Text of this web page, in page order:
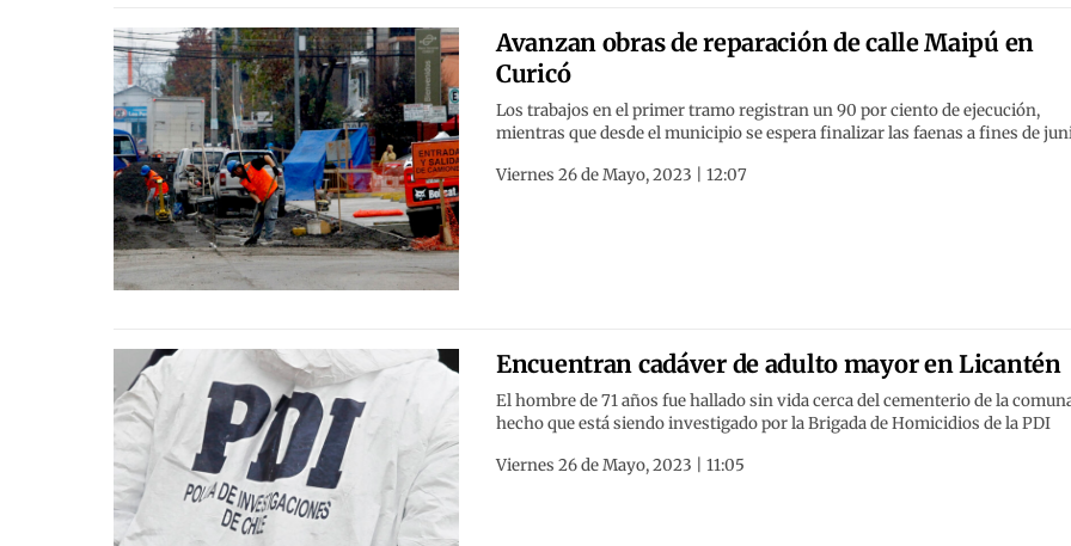
Avanzan obras de reparación de calle Maipú en
Curicó
Los trabajos en el primer tramo registran un 90 por ciento de ejecución,
mientras que desde el municipio se espera finalizar las faenas a fines de
Viernes 26 de Mayo, 2023 | 12:07
Encuentran cadáver de adulto mayor en Licantén
El hombre de 71 años fue hallado sin vida cerca del cementerio de la
hecho que está siendo investigado por la Brigada de Homicidios de la PDI
Viernes 26 de Mayo, 2023 | 11:05